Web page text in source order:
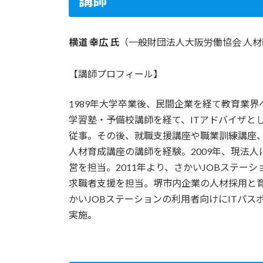
横道 幸広 氏 （一般財団法人大阪労働協会 人
【講師プロフィール】
1989年大学卒業後、民間企業を経て教育業界
学習塾・予備校講師を経て、ITアドバイザと
従事。その後、就職支援講座や職業訓練講座
人材育成講座の講師を経験。2009年、現法
営を担当。2011年より、さかいJOBステーシ
求職者支援を担当。堺市内企業の人材採用と
かいJOBステーションの利用者向けにITパス
実施。